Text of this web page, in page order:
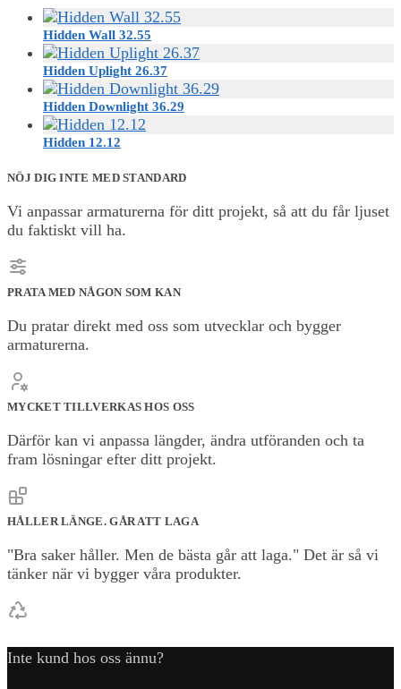
Hidden Wall 32.55
Hidden Uplight 26.37
Hidden Downlight 36.29
Hidden 12.12
NÖJ DIG INTE MED STANDARD
Vi anpassar armaturerna för ditt projekt, så att du får ljuset
du faktiskt vill ha.
PRATA MED NÅGON SOM KAN
Du pratar direkt med oss som utvecklar och bygger
armaturerna.
MYCKET TILLVERKAS HOS OSS
Därför kan vi anpassa längder, ändra utföranden och ta
fram lösningar efter ditt projekt.
HÅLLER LÄNGE. GÅR ATT LAGA
"Bra saker håller. Men de bästa går att laga." Det är så vi
tänker när vi bygger våra produkter.
Inte kund hos oss ännu?